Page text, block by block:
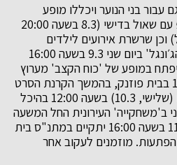
עבור בני הנוער ויכללו מופע
להקות נוער ומופע סטנד-אפ עם שאול בדישי (8.3 בשעה 20:00
וכן שרשרת אירועים לילדים
מופעים של 'קופיקו' ו'מלך הג׳ונגל' ביום שני 9.3 בשעה 16:00
ויצ"ו, יום שלישי 10.3 ייפתח במופע של 'כוח הקצב' מערוץ
הופ ודוכני יצירה בשעה 10:30 בבית פוזנק, בהמשך הקרנת הסרט
'מיה והאריה הלבן' באותו יום (שלישי, 10.3) בשעה 12:00 בהיכל
ב'משחקייה' העירונית החל המשעה
17:00 אחה"צ. ביום רביעי 11.3 בשעה 16:00 יתקיים במתנ"ס בית
מוזמנים לעקוב אחר